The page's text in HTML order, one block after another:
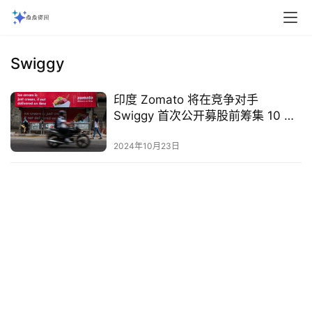
Swiggy
印度 Zomato 将在竞争对手
Swiggy 首次公开募股前筹集 10 亿
2024年10月23日